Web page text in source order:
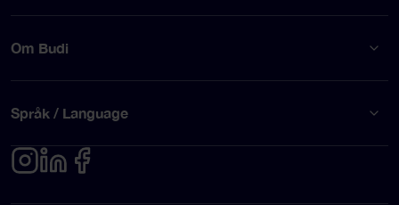
Om Budi
Språk / Language